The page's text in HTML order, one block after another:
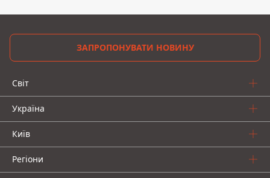
ЗАПРОПОНУВАТИ НОВИНУ
Світ
Україна
Київ
Регіони